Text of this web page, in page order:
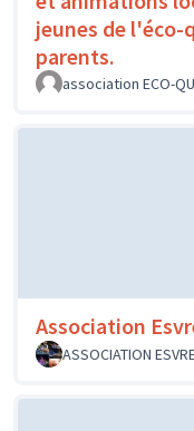
jeunes de
parents.
association ECO-
Association
ASSOCIATION